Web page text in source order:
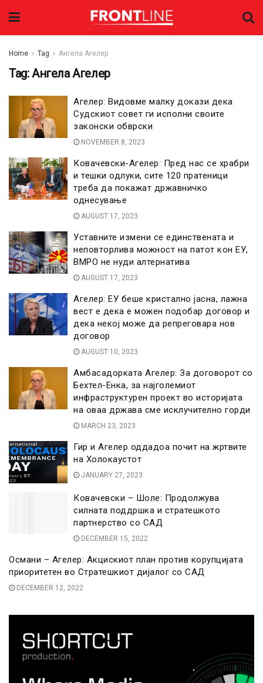
Home Tag Ангела Агелер
Tag:Ангела Агелер
Агелер: Видовме малку докази дека
Судскиот совет ги исполни своите
законски обврски
NOVEMBER 8, 2023
Ковачевски-Агелер: Пред нас се храбри
и тешки одлуки, сите 120 пратеници
треба да покажат државничко
однесување
AUGUST 17, 2023
Уставните измени се единствената и
неповторлива можност на патот кон ЕУ,
ВМРО не нуди алтернатива
AUGUST 17, 2023
Агелер: ЕУ беше кристално јасна, лажна
вест е дека е можен подобар договор и
дека некој може да репреговара нов
договор
AUGUST 10, 2023
Амбасадорката Агелер: За договорот со
Бехтел-Енка, за најголемиот
инфраструктурен проект во историјата
на оваа држава сме исклучително горди
MARCH 23, 2023
Гир и Агелер оддадоа почит на жртвите
на Холокаустот
JANUARY 27, 2023
Ковачевски – Шоле: Продолжува
силната поддршка и стратешкото
партнерство со САД
DECEMBER 15, 2022
Османи – Агелер: Акцискиот план против корупцијата
приоритетен во Стратешкиот дијалог со САД
DECEMBER 12, 2022